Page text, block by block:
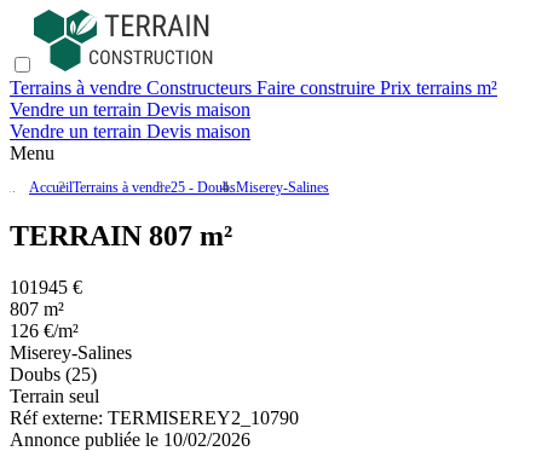
Terrains à vendre Constructeurs Faire construire Prix terrains m²
Vendre un terrain Devis maison
Vendre un terrain Devis maison
Menu
AccueilTerrains à vendre25 - DoubsMiserey-Salines
TERRAIN 807 m²
101945 €
807 m²
126 €/m²
Miserey-Salines
Doubs (25)
Terrain seul
Réf externe: TERMISEREY2_10790
Annonce publiée le 10/02/2026